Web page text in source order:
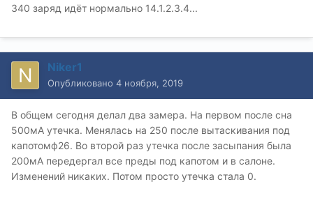
340 заряд идёт нормально 14.1.2.3.4...
Niker1
Опубликовано 4 ноября, 2019
В общем сегодня делал два замера. На первом после сна
500мА утечка. Менялась на 250 после вытаскивания под
капотомф26. Во второй раз утечка после засыпания была
200мА передергал все преды под капотом и в салоне.
Изменений никаких. Потом просто утечка стала 0.